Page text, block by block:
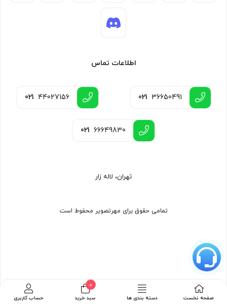
صفحه نخست دسته بندی ها
0
سبد خرید حساب کاربری
اطلاعات تماس
021 36650491
021 44027156
021 66649830
تهران، لاله زار
تمامی حقوق برای مهرتصویر محفوط است